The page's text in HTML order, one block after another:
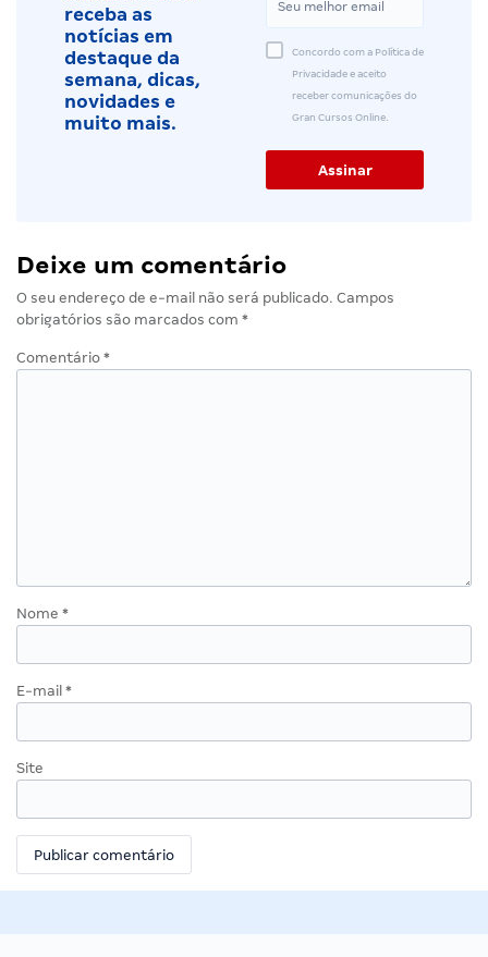
receba as
notícias em
destaque da
semana, dicas,
novidades e
muito mais.
Concordo com a Política de
Privacidade e aceito
receber comunicações do
Gran Cursos Online.
Deixe um comentário
O seu endereço de e-mail não será publicado. Campos
obrigatórios são marcados com *
Comentário *
Nome *
E-mail *
Site